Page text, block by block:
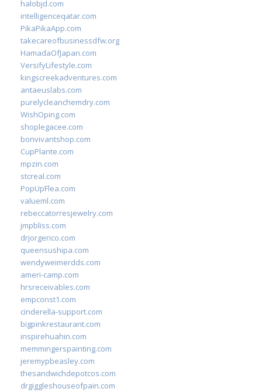
halobjd.com
intelligenceqatar.com
PikaPikaApp.com
takecareofbusinessdfw.org
HamadaOfJapan.com
VersifyLifestyle.com
kingscreekadventures.com
antaeuslabs.com
purelycleanchemdry.com
WishOping.com
shoplegacee.com
bonvivantshop.com
CupPlante.com
mpzin.com
stcreal.com
PopUpFlea.com
valueml.com
rebeccatorresjewelry.com
jmpbliss.com
drjorgerico.com
queensushipa.com
wendyweimerdds.com
ameri-camp.com
hrsreceivables.com
empconst1.com
cinderella-support.com
bigpinkrestaurant.com
inspirehuahin.com
memmingerspainting.com
jeremypbeasley.com
thesandwichdepotcos.com
drgiggleshouseofpain.com